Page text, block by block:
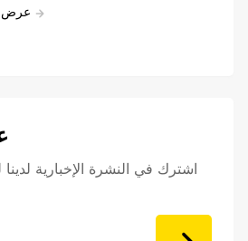
عرض
اشترك في النشرة الإخبارية